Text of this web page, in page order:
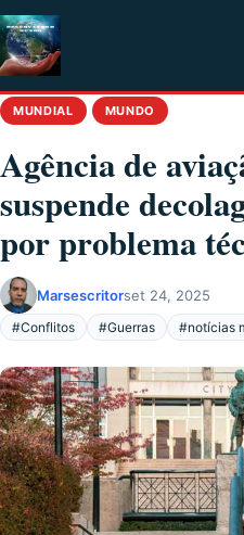
MUNDIAL MUNDO
Agência de
suspende
por problema
Marsescritorset 24, 2025
#Conflitos #Guerras #notícias